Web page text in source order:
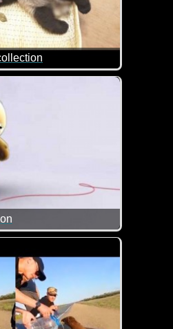
diese kleinen Pandabären?
wenn man sich bald mal